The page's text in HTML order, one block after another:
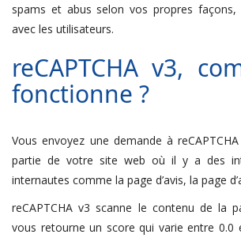
spams et abus selon vos propres
avec les utilisateurs.
reCAPTCHA v3,
fonctionne ?
Vous envoyez une demande à
partie de votre site web où il y a des
internautes comme la page d’avis, la page
reCAPTCHA v3 scanne le contenu de la
vous retourne un score qui varie entre 0.0